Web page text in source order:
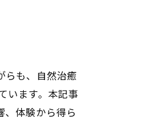
らも、自然治癒
います。本記事
体験から得ら